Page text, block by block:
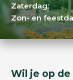
Zaterdag:
Zon- en
Wil je op